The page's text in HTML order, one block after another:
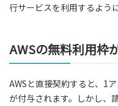
行サービスを利用するよう
AWSの無料利用枠
AWSと直接契約すると、1
が付与されます。しかし、